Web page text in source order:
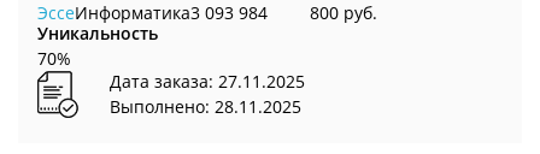
ЭссеИнформатика3 093 984
800 руб.
Уникальность
70%
Дата заказа: 27.11.2025
Выполнено: 28.11.2025